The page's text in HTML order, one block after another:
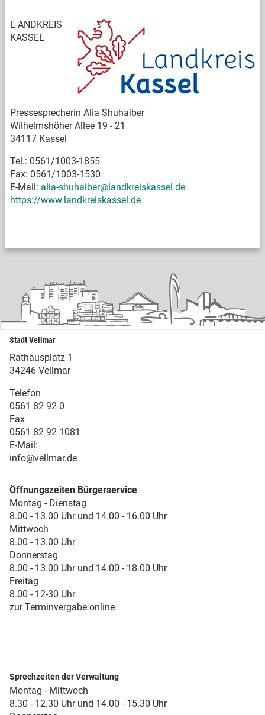
L ANDKREIS
KASSEL
Pressesprecherin Alia Shuhaiber
Wilhelmshöher Allee 19 - 21
34117 Kassel
Tel.: 0561/1003-1855
Fax: 0561/1003-1530
E-Mail: alia-shuhaiber@landkreiskassel.de
https://www.landkreiskassel.de
Stadt Vellmar
Rathausplatz 1
34246 Vellmar
Telefon
0561 82 92 0
Fax
0561 82 92 1081
E-Mail:
info@vellmar.de
Öffnungszeiten Bürgerservice
Montag - Dienstag
8.00 - 13.00 Uhr und 14.00 - 16.00 Uhr
Mittwoch
8.00 - 13.00 Uhr
Donnerstag
8.00 - 13.00 Uhr und 14.00 - 18.00 Uhr
Freitag
8.00 - 12-30 Uhr
zur Terminvergabe online
Sprechzeiten der Verwaltung
Montag - Mittwoch
8.30 - 12.30 Uhr und 14.00 - 15.30 Uhr